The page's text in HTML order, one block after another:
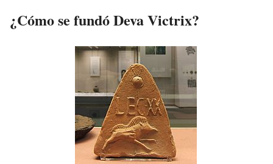
¿Cómo se fundó Deva Victrix?